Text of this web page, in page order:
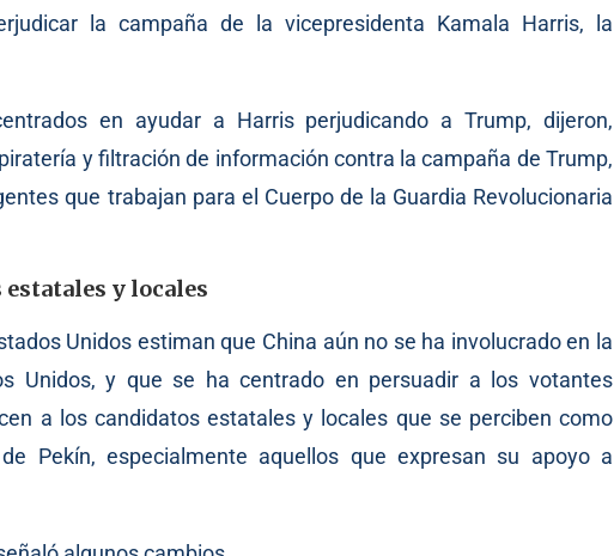
la campaña de la vicepresidenta Kamala Harris, la
en ayudar a Harris perjudicando a Trump, dijeron,
y filtración de información contra la campaña de Trump,
que trabajan para el Cuerpo de la Guardia Revolucionaria
y locales
Unidos estiman que China aún no se ha involucrado en la
Unidos, y que se ha centrado en persuadir a los votantes
a los candidatos estatales y locales que se perciben como
Pekín, especialmente aquellos que expresan su apoyo a